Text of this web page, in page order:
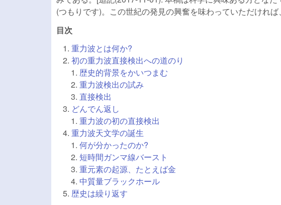
(つもりです)。この世紀の発見の興奮を味わっていただけれ
目次
重力波とは何か?
初の重力波直接検出への道のり
歴史的背景をかいつまむ
重力波検出の試み
直接検出
どんでん返し
重力波の初の直接検出
重力波天文学の誕生
何が分かったのか?
短時間ガンマ線バースト
重元素の起源、たとえば金
中質量ブラックホール
歴史は繰り返す